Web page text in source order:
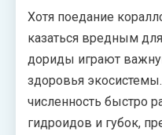
Хотя поедание
казаться вредным
дориды играют
здоровья
численность быстро
гидроидов и губок,